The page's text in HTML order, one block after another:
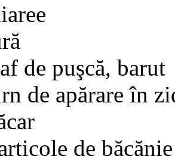
de puşcă, barut
de apărare în
de băcănie